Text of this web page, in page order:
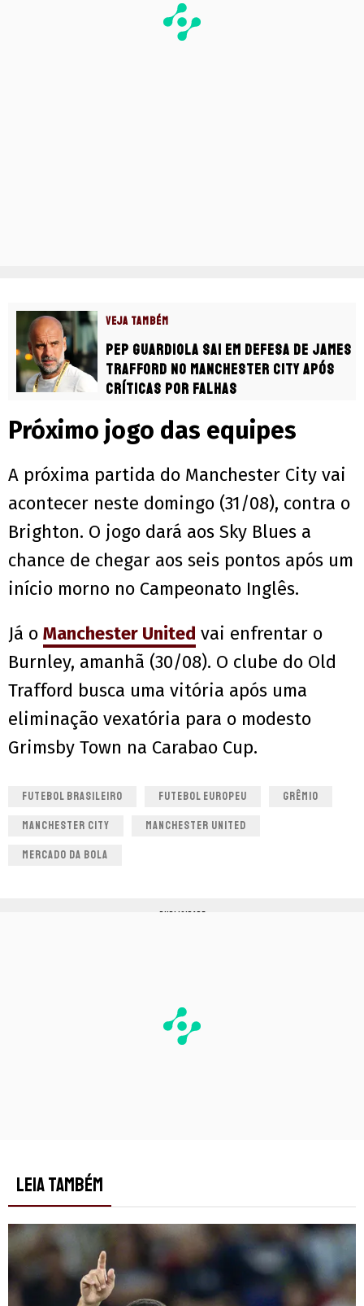
VEJA TAMBÉM
Pep Guardiola sai em defesa de James
Trafford no Manchester City após
críticas por falhas
Próximo jogo das equipes
A próxima partida do Manchester City vai
acontecer neste domingo (31/08), contra o
Brighton. O jogo dará aos Sky Blues a
chance de chegar aos seis pontos após um
início morno no Campeonato Inglês.
Já o Manchester United vai enfrentar o
Burnley, amanhã (30/08). O clube do Old
Trafford busca uma vitória após uma
eliminação vexatória para o modesto
Grimsby Town na Carabao Cup.
FUTEBOL BRASILEIRO FUTEBOL EUROPEU GRÊMIO
MANCHESTER CITY MANCHESTER UNITED
MERCADO DA BOLA
PUBLICIDADE
LEIA TAMBÉM